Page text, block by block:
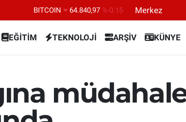
BITCOIN 64.840,97 %-0.15
6660.55 %0
BİST100
13.779 %-14
Merkez
EĞİTİM TEKNOLOJİ ARŞİV KÜNYE